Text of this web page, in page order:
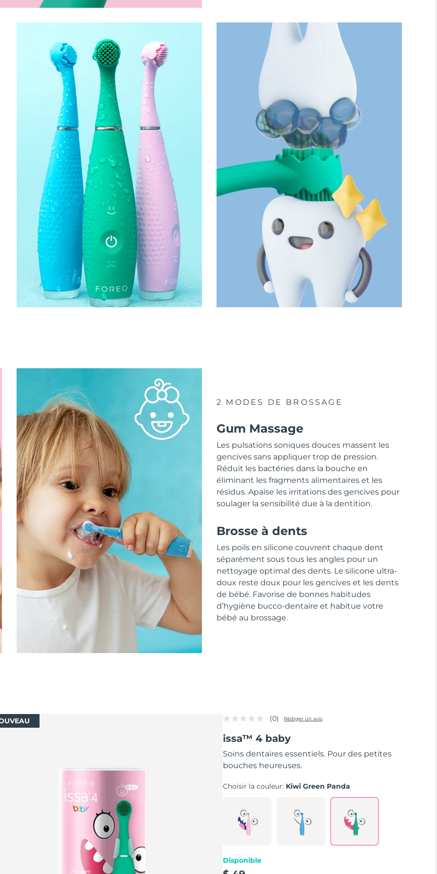
2 MODES DE BROSSAGE
Gum Massage
Les pulsations soniques douces massent les
gencives sans appliquer trop de pression.
Réduit les bactéries dans la bouche en
éliminant les fragments alimentaires et les
résidus. Apaise les irritations des gencives pour
soulager la sensibilité due à la dentition.
Brosse à dents
Les poils en silicone couvrent chaque dent
séparément sous tous les angles pour un
nettoyage optimal des dents. Le silicone ultra-
doux reste doux pour les gencives et les dents
de bébé. Favorise de bonnes habitudes
d’hygiène bucco-dentaire et habitue votre
bébé au brossage.
Aucune
de
notation
Lien
sur
la
page.
(0) Rédiger un avis
issa™ 4 baby
Soins dentaires essentiels. Pour des petites
bouches heureuses.
Choisir la couleur: Kiwi Green Panda
Disponible